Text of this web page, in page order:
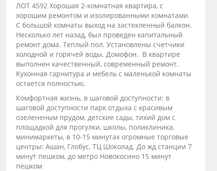
ЛОТ 4592 Хорошая 2-комнатная квартира, с
хорошим ремонтом и изолированными комнатами.
С большой комнаты выход на застекленный балкон.
Несколько лет назад, был проведен капитальный
ремонт дома. Теплый пол. Установлены счетчики
холодной и горячей воды. Домофон. В квартире
выполнен качественный, современный ремонт.
Кухонная гарнитура и мебель с маленькой комнаты
остается полностью,
Комфортная жизнь, в шаговой доступности: в
шаговой доступности парк отдыха с красивым
озелененым прудом, детские сады, тихий дом с
площадкой для прогулки, школы, поликлиника,
минимаркеты, в 10-15 минутах огромные торговые
центры: Ашан, Глобус, ТЦ Шоколад. До жд станции 7
минут пешком, до метро Новокосино 15 минут
пешком